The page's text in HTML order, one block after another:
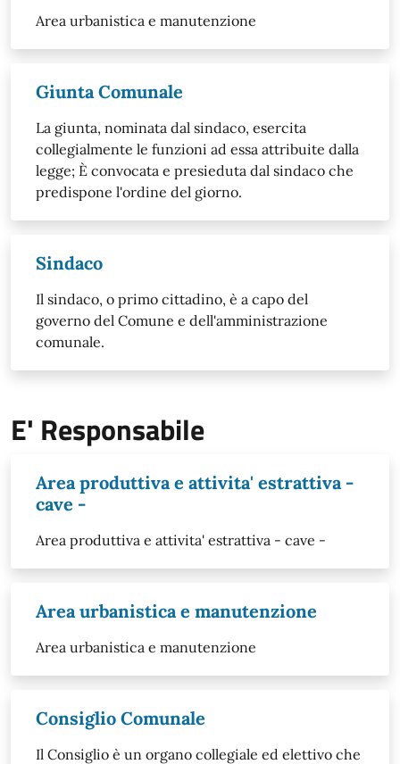
Area urbanistica e manutenzione
Giunta Comunale
​La giunta, nominata dal sindaco, esercita
collegialmente le funzioni ad essa attribuite dalla
legge; È convocata e presieduta dal sindaco che
predispone l'ordine del giorno.
Sindaco
Il sindaco, o primo cittadino, è a capo del
governo del Comune e dell'amministrazione
comunale.
E' Responsabile
Area produttiva e attivita' estrattiva -
cave -
Area produttiva e attivita' estrattiva - cave -
Area urbanistica e manutenzione
Area urbanistica e manutenzione
Consiglio Comunale
Il Consiglio è un organo collegiale ed elettivo che